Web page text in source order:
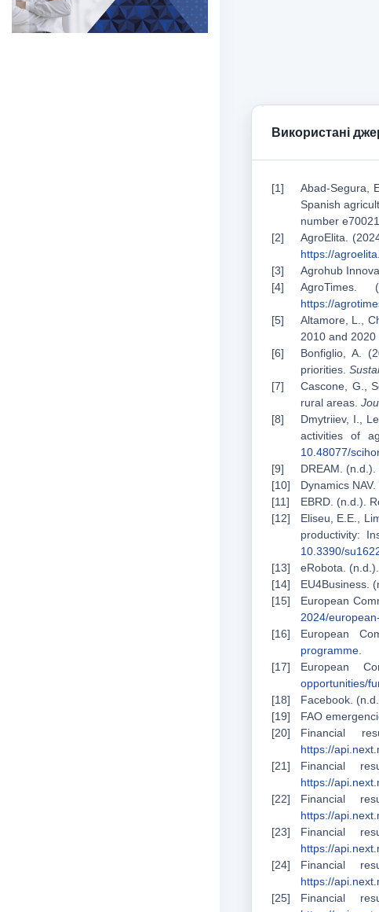
Використані
Abad-Segura,
Spanish
number e70021.
AgroElita.
https://
Agrohub
AgroTimes.
https://
Altamore, L.,
2010 and 2020
Bonfiglio, A.
priorities.
Cascone, G.,
rural areas.
Dmytriiev, I.,
activities of
10.48077/
DREAM.
Dynamics
EBRD. (n.d.).
Eliseu, E.E.,
productivity:
10.3390/
eRobota.
EU4Business.
European
2024/
European
programme
European
opportunities/
Facebook.
FAO
Financial
https://
Financial
https://
Financial
https://
Financial
https://
Financial
https://
Financial